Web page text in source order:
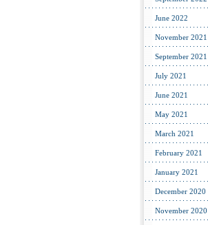
June 2022
November 2021
September 2021
July 2021
June 2021
May 2021
March 2021
February 2021
January 2021
December 2020
November 2020